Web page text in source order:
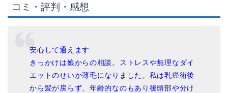
コミ・評判・感想
安心して通えます
きっかけは娘からの相談。ストレスや無理なダイ
エットのせいか薄毛になりました。私は乳癌術後
から髪が戻らず、年齢的なのもあり後頭部や分け